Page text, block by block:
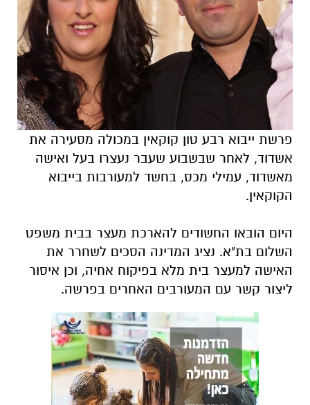
פרשת ייבוא רבע טון קוקאין במכולה מסעירה את
אשדוד, לאחר שבשבוע שעבר נעצרו בעל ואישה
מאשדוד, עמילי מכס, בחשד למעורבות בייבוא
הקוקאין.
היום הובאו החשודים להארכת מעצר בבית משפט
השלום בת"א. נציג המדינה הסכים לשחרר את
האישה למעצר בית מלא בפיקוח אחיה, וכן איסור
ליצור קשר עם המעורבים האחרים בפרשה.